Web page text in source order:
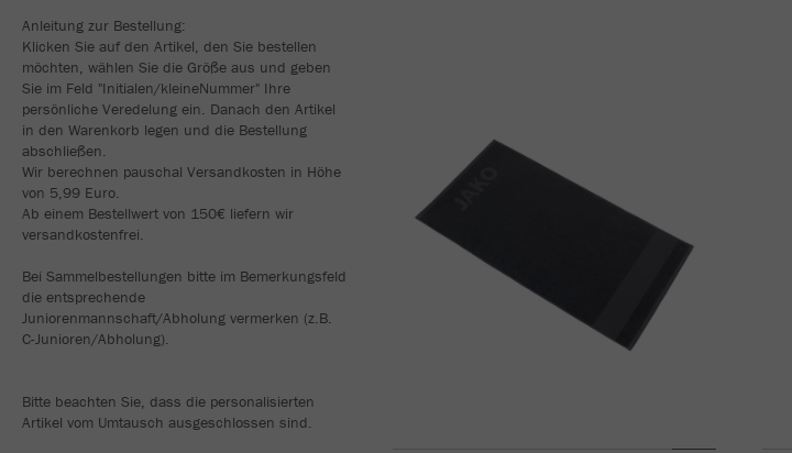
Anleitung zur Bestellung:
Klicken Sie auf den Artikel, den Sie bestellen
möchten, wählen Sie die Größe aus und geben
Sie im Feld "Initialen/kleineNummer" Ihre
persönliche Veredelung ein. Danach den Artikel
in den Warenkorb legen und die Bestellung
abschließen.
Wir berechnen pauschal Versandkosten in Höhe
von 5,99 Euro.
Ab einem Bestellwert von 150€ liefern wir
versandkostenfrei.
Bei Sammelbestellungen bitte im Bemerkungsfeld
die entsprechende
Juniorenmannschaft/Abholung vermerken (z.B.
C-Junioren/Abholung).
Bitte beachten Sie, dass die personalisierten
Artikel vom Umtausch ausgeschlossen sind.